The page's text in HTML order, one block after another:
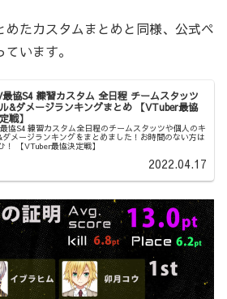
めたカスタムまとめと同様、公式ペ
います。
協S4 練習カスタム 全日程 チームスタッツ
&ダメージランキングまとめ 【VTuber最協
戦】
協S4 練習カスタム全日程のチームスタッツや個人のキ
ダメージランキングをまとめました！お時間のない方は
！ 【VTuber最協決定戦】
2022.04.17